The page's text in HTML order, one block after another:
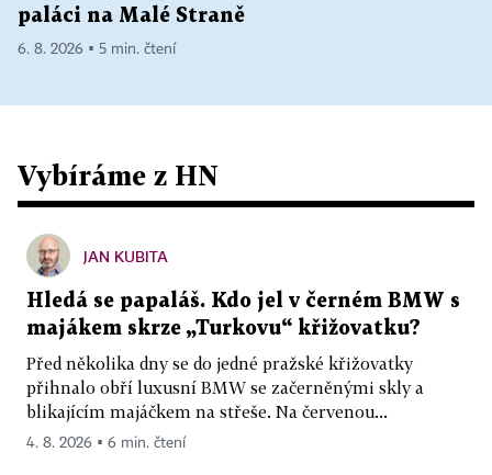
paláci na Malé Straně
6. 8. 2026 ▪ 5 min. čtení
Vybíráme z HN
JAN KUBITA
Hledá se papaláš. Kdo jel v černém BMW s
majákem skrze „Turkovu“ křižovatku?
Před několika dny se do jedné pražské křižovatky
přihnalo obří luxusní BMW se začerněnými skly a
blikajícím majáčkem na střeše. Na červenou...
4. 8. 2026 ▪ 6 min. čtení